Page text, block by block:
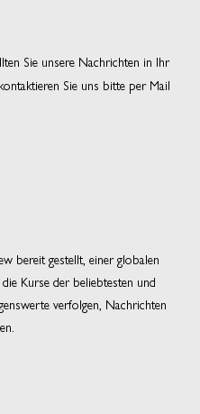
Sie unsere Nachrichten in Ihr
Sie uns bitte per Mail
bereit gestellt, einer globalen
Kurse der beliebtesten und
verfolgen, Nachrichten